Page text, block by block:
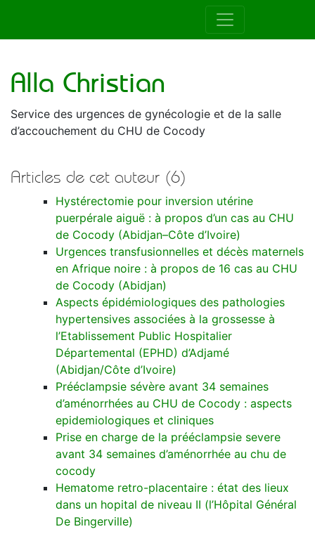
Alla Christian
Service des urgences de gynécologie et de la salle
d’accouchement du CHU de Cocody
Articles de cet auteur (6)
Hystérectomie pour inversion utérine
puerpérale aiguë : à propos d’un cas au CHU
de Cocody (Abidjan–Côte d’Ivoire)
Urgences transfusionnelles et décès maternels
en Afrique noire : à propos de 16 cas au CHU
de Cocody (Abidjan)
Aspects épidémiologiques des pathologies
hypertensives associées à la grossesse à
l’Etablissement Public Hospitalier
Départemental (EPHD) d’Adjamé
(Abidjan/Côte d’Ivoire)
Prééclampsie sévère avant 34 semaines
d’aménorrhées au CHU de Cocody : aspects
epidemiologiques et cliniques
Prise en charge de la prééclampsie severe
avant 34 semaines d’aménorrhée au chu de
cocody
Hematome retro-placentaire : état des lieux
dans un hopital de niveau II (l’Hôpital Général
De Bingerville)